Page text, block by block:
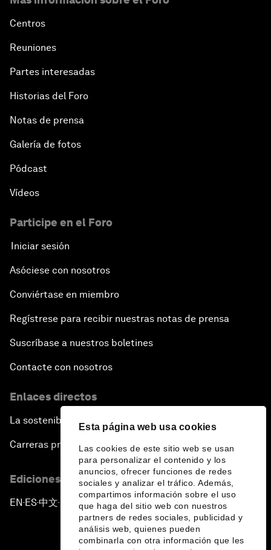
Esta página web usa cookies
Las cookies de este sitio web se usan
para personalizar el contenido y los
anuncios, ofrecer funciones de redes
sociales y analizar el tráfico. Además,
compartimos información sobre el uso
que haga del sitio web con nuestros
partners de redes sociales, publicidad y
análisis web, quienes pueden
combinarla con otra información que les
Centros
Reuniones
Partes interesadas
Historias del Foro
Notas de prensa
Galería de fotos
Pódcast
Vídeos
Participe en el Foro
Iniciar sesión
Asóciese con nosotros
Conviértase en miembro
Regístrese para recibir nuestras notas de prensa
Suscríbase a nuestros boletines
Contacte con nosotros
Enlaces directos
La sostenibilidad en el Foro
Carreras profesionales
Ediciones en otros idiomas
EN ▪ ES▪中文▪ 日本語